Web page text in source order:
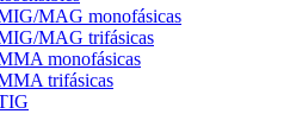
MAG monofásicas
MAG trifásicas
monofásicas
trifásicas